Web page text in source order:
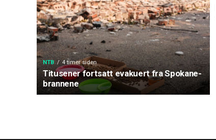
NTB 4 timer siden
Titusener fortsatt evakuert fra Spokane-
brannene